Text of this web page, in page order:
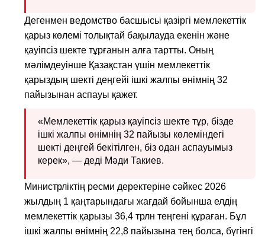
Дегенмен ведомство басшысы қазіргі мемлекеттік
қарыз көлемі толықтай бақылауда екенін және
қауіпсіз шекте тұрғанын алға тартты. Оның
мәлімдеуінше Қазақстан үшін мемлекеттік
қарыздың шекті деңгейі ішкі жалпы өнімнің 32
пайызынан аспауы қажет.
«Мемлекеттік қарыз қауіпсіз шекте тұр, бізде
ішкі жалпы өнімнің 32 пайызы көлеміндегі
шекті деңгей бекітілген, біз одан аспауымыз
керек», — деді Мәди Такиев.
Министрліктің ресми деректеріне сәйкес 2026
жылдың 1 қаңтарындағы жағдай бойынша елдің
мемлекеттік қарызы 36,4 трлн теңгені құраған. Бұл
ішкі жалпы өнімнің 22,8 пайызына тең болса, бүгінгі